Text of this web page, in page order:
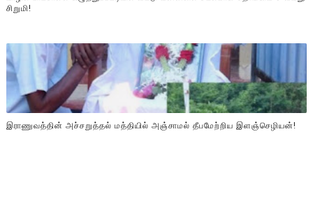
சிறுமி!
இராணுவத்தின் அச்சறுத்தல் மத்தியில் அஞ்சாமல் தீபமேற்றிய இளஞ்செழியன்!